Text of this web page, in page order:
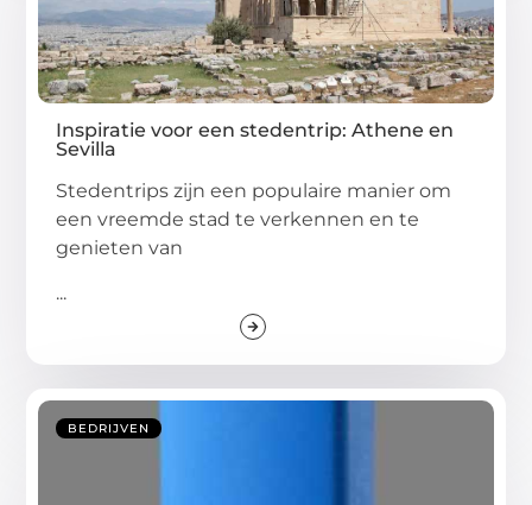
Inspiratie voor een stedentrip: Athene en
Sevilla
Stedentrips zijn een populaire manier om
een vreemde stad te verkennen en te
genieten van
...
BEDRIJVEN